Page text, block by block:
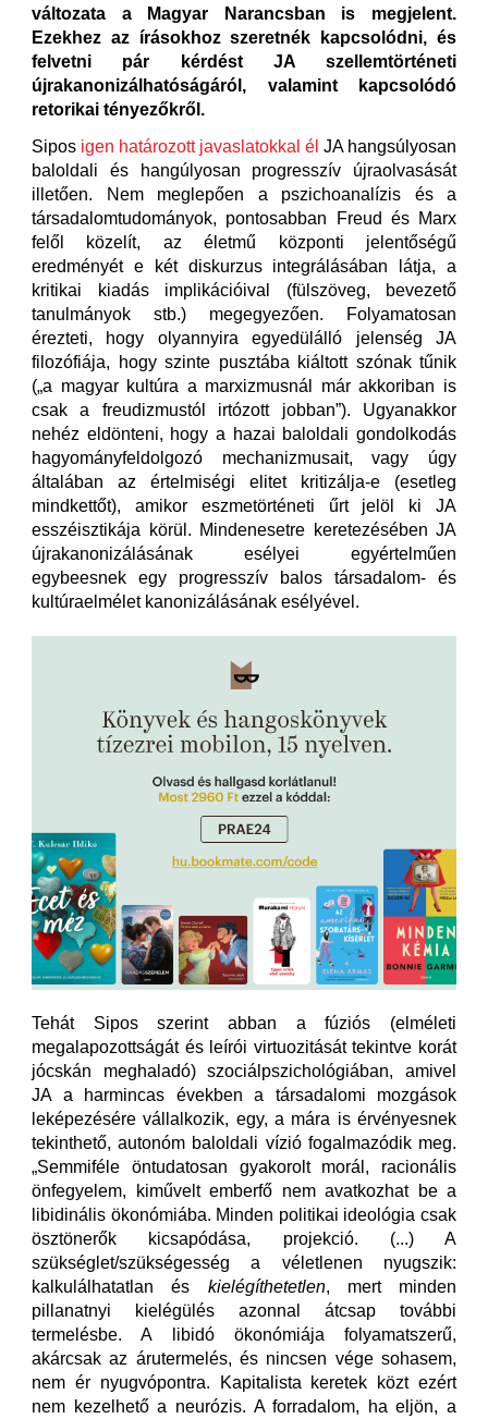
változata a Magyar Narancsban is megjelent.
Ezekhez az írásokhoz szeretnék kapcsolódni, és
felvetni pár kérdést JA szellemtörténeti
újrakanonizálhatóságáról, valamint kapcsolódó
retorikai tényezőkről.
Sipos igen határozott javaslatokkal él JA hangsúlyosan
baloldali és hangúlyosan progresszív újraolvasását
illetően. Nem meglepően a pszichoanalízis és a
társadalomtudományok, pontosabban Freud és Marx
felől közelít, az életmű központi jelentőségű
eredményét e két diskurzus integrálásában látja, a
kritikai kiadás implikációival (fülszöveg, bevezető
tanulmányok stb.) megegyezően. Folyamatosan
érezteti, hogy olyannyira egyedülálló jelenség JA
filozófiája, hogy szinte pusztába kiáltott szónak tűnik
(„a magyar kultúra a marxizmusnál már akkoriban is
csak a freudizmustól irtózott jobban”). Ugyanakkor
nehéz eldönteni, hogy a hazai baloldali gondolkodás
hagyományfeldolgozó mechanizmusait, vagy úgy
általában az értelmiségi elitet kritizálja-e (esetleg
mindkettőt), amikor eszmetörténeti űrt jelöl ki JA
esszéisztikája körül. Mindenesetre keretezésében JA
újrakanonizálásának esélyei egyértelműen
egybeesnek egy progresszív balos társadalom- és
kultúraelmélet kanonizálásának esélyével.
Tehát Sipos szerint abban a fúziós (elméleti
megalapozottságát és leírói virtuozitását tekintve korát
jócskán meghaladó) szociálpszichológiában, amivel
JA a harmincas években a társadalomi mozgások
leképezésére vállalkozik, egy, a mára is érvényesnek
tekinthető, autonóm baloldali vízió fogalmazódik meg.
„Semmiféle öntudatosan gyakorolt morál, racionális
önfegyelem, kiművelt emberfő nem avatkozhat be a
libidinális ökonómiába. Minden politikai ideológia csak
ösztönerők kicsapódása, projekció. (...) A
szükséglet/szükségesség a véletlenen nyugszik:
kalkulálhatatlan és kielégíthetetlen, mert minden
pillanatnyi kielégülés azonnal átcsap további
termelésbe. A libidó ökonómiája folyamatszerű,
akárcsak az árutermelés, és nincsen vége sohasem,
nem ér nyugvópontra. Kapitalista keretek közt ezért
nem kezelhető a neurózis. A forradalom, ha eljön, a